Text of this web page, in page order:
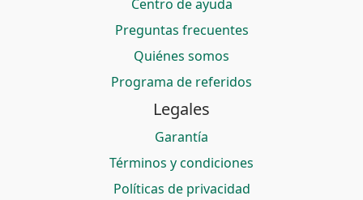
Centro de ayuda
Preguntas frecuentes
Quiénes somos
Programa de referidos
Legales
Garantía
Términos y condiciones
Políticas de privacidad